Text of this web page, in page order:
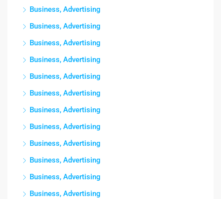
Business, Advertising
Business, Advertising
Business, Advertising
Business, Advertising
Business, Advertising
Business, Advertising
Business, Advertising
Business, Advertising
Business, Advertising
Business, Advertising
Business, Advertising
Business, Advertising